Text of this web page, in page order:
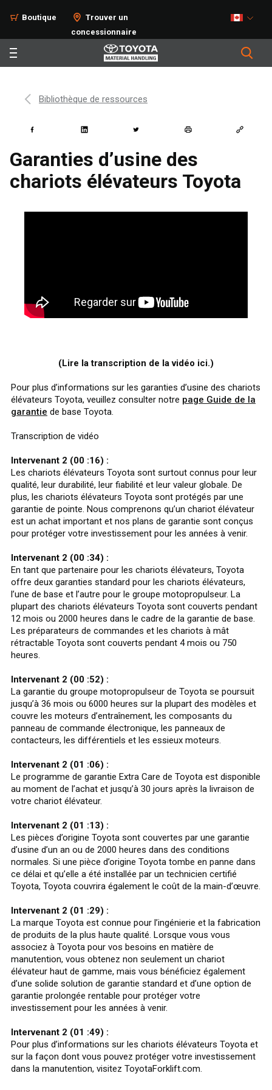
Boutique
Trouver un
concessionnaire
Bibliothèque de ressources
Garanties d’usine des
chariots élévateurs Toyota
(Lire la transcription de la vidéo ici.)
Pour plus d’informations sur les garanties d’usine des chariots
élévateurs Toyota, veuillez consulter notre page Guide de la
garantie de base Toyota.
Transcription de vidéo
Intervenant 2 (00 :16) :
Les chariots élévateurs Toyota sont surtout connus pour leur
qualité, leur durabilité, leur fiabilité et leur valeur globale. De
plus, les chariots élévateurs Toyota sont protégés par une
garantie de pointe. Nous comprenons qu’un chariot élévateur
est un achat important et nos plans de garantie sont conçus
pour protéger votre investissement pour les années à venir.
Intervenant 2 (00 :34) :
En tant que partenaire pour les chariots élévateurs, Toyota
offre deux garanties standard pour les chariots élévateurs,
l’une de base et l’autre pour le groupe motopropulseur. La
plupart des chariots élévateurs Toyota sont couverts pendant
12 mois ou 2000 heures dans le cadre de la garantie de base.
Les préparateurs de commandes et les chariots à mât
rétractable Toyota sont couverts pendant 4 mois ou 750
heures.
Intervenant 2 (00 :52) :
La garantie du groupe motopropulseur de Toyota se poursuit
jusqu’à 36 mois ou 6000 heures sur la plupart des modèles et
couvre les moteurs d’entraînement, les composants du
panneau de commande électronique, les panneaux de
contacteurs, les différentiels et les essieux moteurs.
Intervenant 2 (01 :06) :
Le programme de garantie Extra Care de Toyota est disponible
au moment de l’achat et jusqu’à 30 jours après la livraison de
votre chariot élévateur.
Intervenant 2 (01 :13) :
Les pièces d’origine Toyota sont couvertes par une garantie
d’usine d’un an ou de 2000 heures dans des conditions
normales. Si une pièce d’origine Toyota tombe en panne dans
ce délai et qu’elle a été installée par un technicien certifié
Toyota, Toyota couvrira également le coût de la main-d’œuvre.
Intervenant 2 (01 :29) :
La marque Toyota est connue pour l’ingénierie et la fabrication
de produits de la plus haute qualité. Lorsque vous vous
associez à Toyota pour vos besoins en matière de
manutention, vous obtenez non seulement un chariot
élévateur haut de gamme, mais vous bénéficiez également
d’une solide solution de garantie standard et d’une option de
garantie prolongée rentable pour protéger votre
investissement pour les années à venir.
Intervenant 2 (01 :49) :
Pour plus d’informations sur les chariots élévateurs Toyota et
sur la façon dont vous pouvez protéger votre investissement
dans la manutention, visitez ToyotaForklift.com.